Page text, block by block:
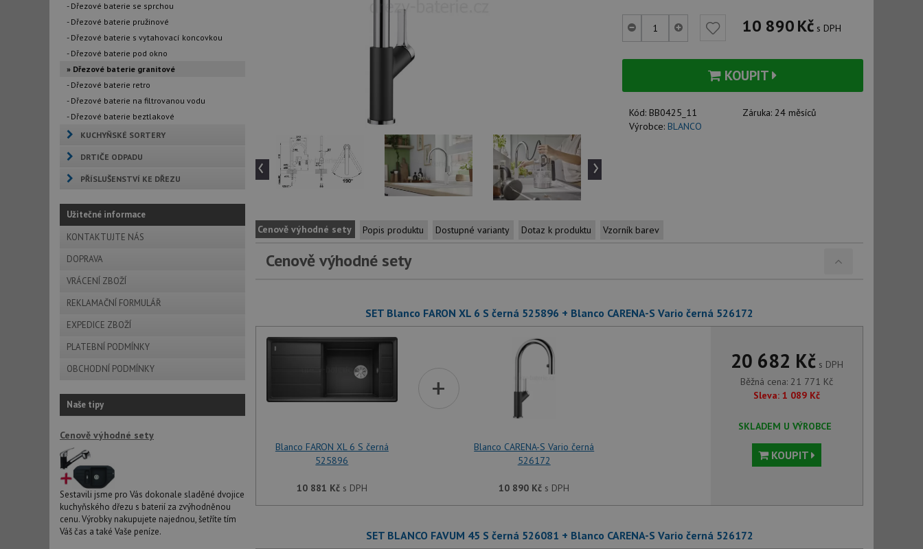
- Dřezové baterie se sprchou
- Dřezové baterie pružinové
- Dřezové baterie s vytahovací koncovkou
- Dřezové baterie pod okno
» Dřezové baterie granitové
- Dřezové baterie retro
- Dřezové baterie na filtrovanou vodu
- Dřezové baterie beztlakové
KUCHYŇSKÉ SORTERY
DRTIČE ODPADU
PŘÍSLUŠENSTVÍ KE DŘEZU
Užitečné informace
KONTAKTUJTE NÁS
DOPRAVA
VRÁCENÍ ZBOŽÍ
REKLAMAČNÍ FORMULÁŘ
EXPEDICE ZBOŽÍ
PLATEBNÍ PODMÍNKY
OBCHODNÍ PODMÍNKY
Naše tipy
Cenově výhodné sety
Sestavili jsme pro Vás dokonale sladěné dvojice
kuchyňského dřezu s baterií za zvýhodněnou
cenu. Výrobky nakupujete najednou, šetříte tím
Váš čas a také Vaše peníze.
‹ ›
10 890Kč s DPH
KOUPIT
Kód: BB0425_11 Záruka:24 měsíců
Výrobce: BLANCO
Cenově výhodné sety Popis produktu Dostupné varianty Dotaz k produktu Vzorník barev
Cenově výhodné sety
SET Blanco FARON XL 6 S černá 525896 + Blanco CARENA-S Vario černá 526172
Blanco FARON XL 6 S černá
525896
10 881 Kčs DPH
+
Blanco CARENA-S Vario černá
526172
10 890 Kč s DPH
20 682 Kčs DPH
Běžná cena: 21 771 Kč
Sleva: 1 089 Kč
SKLADEM U VÝROBCE
KOUPIT
SET BLANCO FAVUM 45 S černá 526081 + Blanco CARENA-S Vario černá 526172